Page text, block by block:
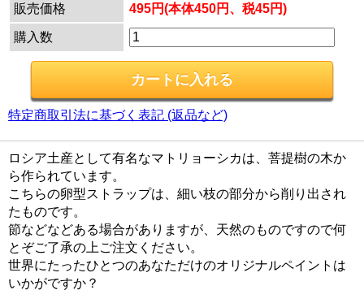
販売価格 495円(本体450円、税45円)
購入数
特定商取引法に基づく表記 (返品など)
ロシア土産として有名なマトリョーシカは、菩提樹の木か
ら作られています。
こちらの卵型ストラップは、細い枝の部分から削り出され
たものです。
節などなどある場合がありますが、天然のものですので何
とぞご了承の上ご注文ください。
世界にたったひとつのあなただけのオリジナルペイントは
いかがですか？